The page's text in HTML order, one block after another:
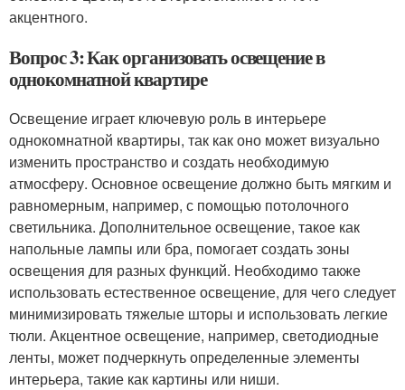
акцентного.
Вопрос 3: Как организовать освещение в
однокомнатной квартире
Освещение играет ключевую роль в интерьере
однокомнатной квартиры, так как оно может визуально
изменить пространство и создать необходимую
атмосферу. Основное освещение должно быть мягким и
равномерным, например, с помощью потолочного
светильника. Дополнительное освещение, такое как
напольные лампы или бра, помогает создать зоны
освещения для разных функций. Необходимо также
использовать естественное освещение, для чего следует
минимизировать тяжелые шторы и использовать легкие
тюли. Акцентное освещение, например, светодиодные
ленты, может подчеркнуть определенные элементы
интерьера, такие как картины или ниши.